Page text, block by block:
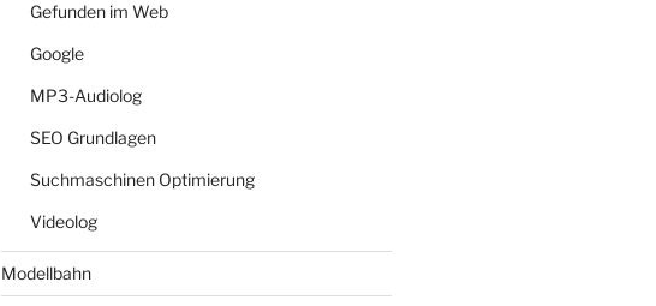
Gefunden im Web
Google
MP3-Audiolog
SEO Grundlagen
Suchmaschinen Optimierung
Videolog
Modellbahn